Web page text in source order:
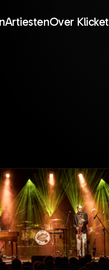
ArtiestenOver Klicket